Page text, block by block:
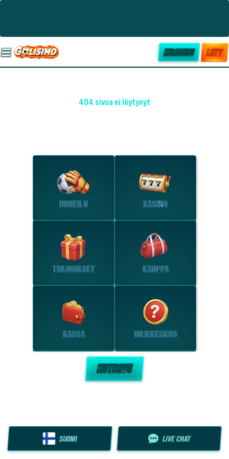
KIRJAUDU LIITY
404 sivua ei löytynyt
URHEILU KASINO
TARJOUKSET KAUPPA
KASSA OHJEKESKUS
KOTISIVU
SUOMI LIVE CHAT